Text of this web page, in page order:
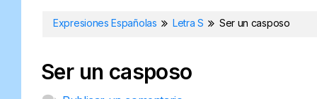
Expresiones Españolas Letra S Ser un casposo
Ser un casposo